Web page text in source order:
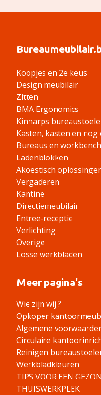
Koopjes en 2e keus
Design meubilair
Zitten
BMA Ergonomics
Kinnarps
Kasten, kasten en nog
Bureaus en
Ladenblokken
Akoestisch
Vergaderen
Kantine
Directiemeubilair
Entree-receptie
Verlichting
Overige
Losse werkbladen
Meer pagina's
Wie zijn wij ?
Opkoper
Algemene
Circulaire
Reinigen
Werkbladkleuren
TIPS VOOR EEN
THUISWERKPLEK